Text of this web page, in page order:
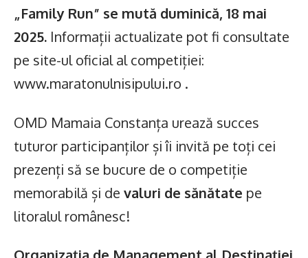
„Family Run” se mută duminică, 18 mai
2025. Informații actualizate pot fi consultate
pe site-ul oficial al competiției:
www.maratonulnisipului.ro .
OMD Mamaia Constanța urează succes
tuturor participanților și îi invită pe toți cei
prezenți să se bucure de o competiție
memorabilă și de valuri de sănătate pe
litoralul românesc!